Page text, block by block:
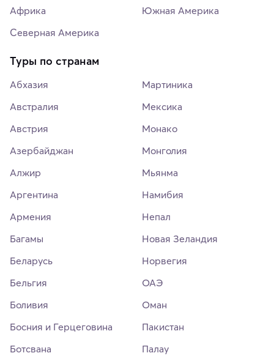
Африка
Северная Америка
Южная Америка
Туры по странам
Абхазия
Австралия
Австрия
Азербайджан
Алжир
Аргентина
Армения
Багамы
Беларусь
Бельгия
Боливия
Босния и Герцеговина
Ботсвана
Мартиника
Мексика
Монако
Монголия
Мьянма
Намибия
Непал
Новая Зеландия
Норвегия
ОАЭ
Оман
Пакистан
Палау